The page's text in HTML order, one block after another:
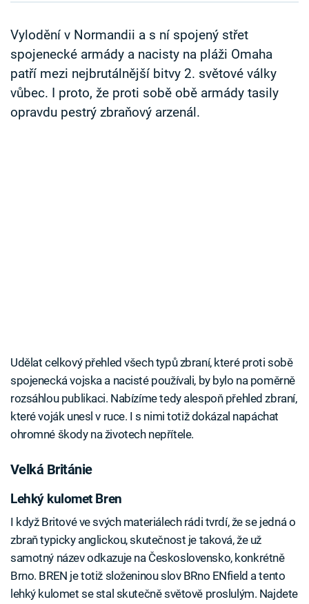
Vylodění v Normandii a s ní spojený střet
spojenecké armády a nacisty na pláži Omaha
patří mezi nejbrutálnější bitvy 2. světové války
vůbec. I proto, že proti sobě obě armády tasily
opravdu pestrý zbraňový arzenál.
Udělat celkový přehled všech typů zbraní, které proti sobě
spojenecká vojska a nacisté používali, by bylo na poměrně
rozsáhlou publikaci. Nabízíme tedy alespoň přehled zbraní,
které voják unesl v ruce. I s nimi totiž dokázal napáchat
ohromné škody na životech nepřítele.
Velká Británie
Lehký kulomet Bren
I když Britové ve svých materiálech rádi tvrdí, že se jedná o
zbraň typicky anglickou, skutečnost je taková, že už
samotný název odkazuje na Československo, konkrétně
Brno. BREN je totiž složeninou slov BRno ENfield a tento
lehký kulomet se stal skutečně světově proslulým. Najdete